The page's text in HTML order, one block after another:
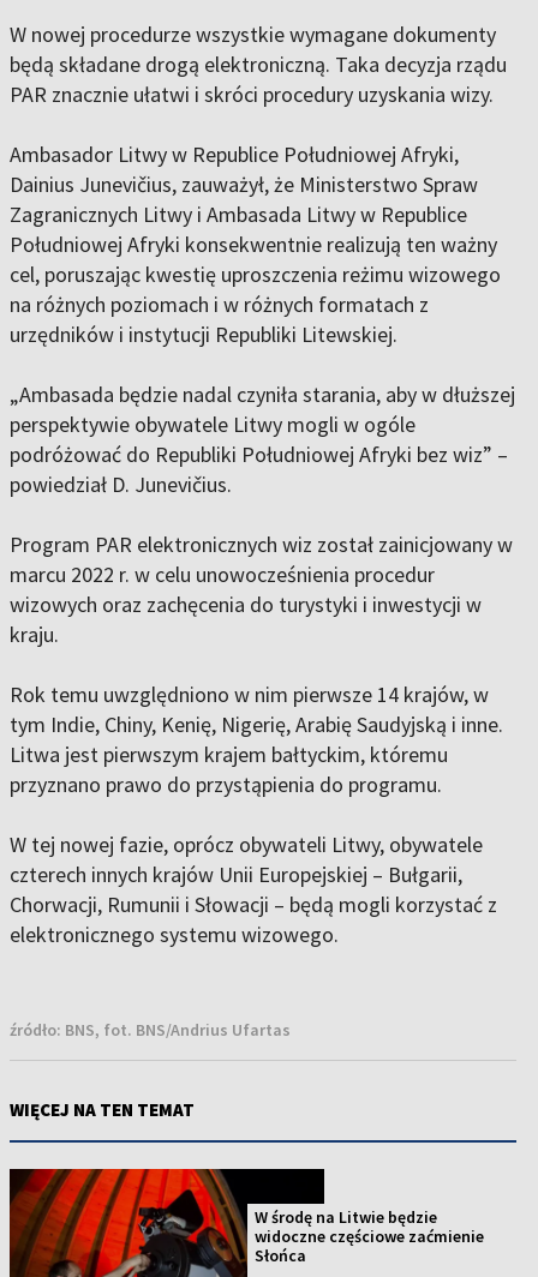
W nowej procedurze wszystkie wymagane dokumenty
będą składane drogą elektroniczną. Taka decyzja rządu
PAR znacznie ułatwi i skróci procedury uzyskania wizy.
Ambasador Litwy w Republice Południowej Afryki,
Dainius Junevičius, zauważył, że Ministerstwo Spraw
Zagranicznych Litwy i Ambasada Litwy w Republice
Południowej Afryki konsekwentnie realizują ten ważny
cel, poruszając kwestię uproszczenia reżimu wizowego
na różnych poziomach i w różnych formatach z
urzędników i instytucji Republiki Litewskiej.
„Ambasada będzie nadal czyniła starania, aby w dłuższej
perspektywie obywatele Litwy mogli w ogóle
podróżować do Republiki Południowej Afryki bez wiz” –
powiedział D. Junevičius.
Program PAR elektronicznych wiz został zainicjowany w
marcu 2022 r. w celu unowocześnienia procedur
wizowych oraz zachęcenia do turystyki i inwestycji w
kraju.
Rok temu uwzględniono w nim pierwsze 14 krajów, w
tym Indie, Chiny, Kenię, Nigerię, Arabię Saudyjską i inne.
Litwa jest pierwszym krajem bałtyckim, któremu
przyznano prawo do przystąpienia do programu.
W tej nowej fazie, oprócz obywateli Litwy, obywatele
czterech innych krajów Unii Europejskiej – Bułgarii,
Chorwacji, Rumunii i Słowacji – będą mogli korzystać z
elektronicznego systemu wizowego.
źródło: BNS, fot. BNS/Andrius Ufartas
WIĘCEJ NA TEN TEMAT
W środę na Litwie będzie
widoczne częściowe zaćmienie
Słońca